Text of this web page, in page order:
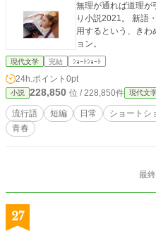
無理が通れば道理
り小説2021。 新語
用するという、きわ
ョン。
現代文学 完結 ｼｮｰﾄｼｮｰﾄ
24h.ポイント 0pt
小説 228,850 位 / 228,850件 現代文
流行語 短編 日常 ショートシ
青春
最
27